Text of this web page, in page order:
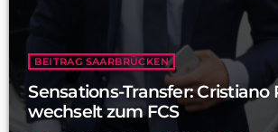
BEITRAG SAARBRÜCKEN
Sensations-Transfer: Cristiano
wechselt zum FCS